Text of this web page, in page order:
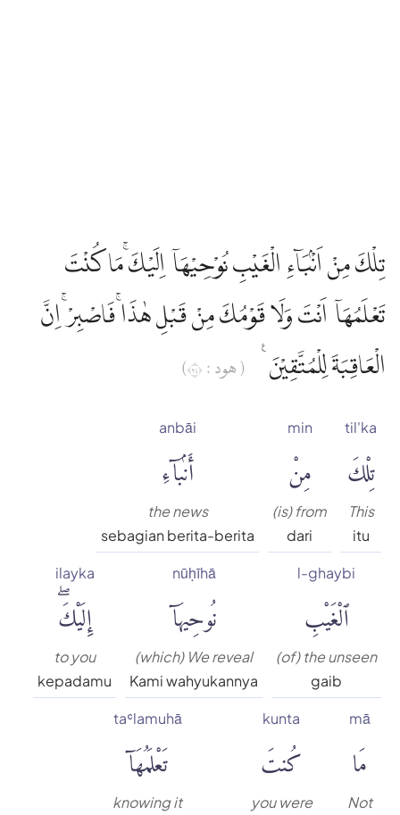
تِلْكَ مِنْ اَنْۢبَاۤءِ الْغَيْبِ نُوْحِيْهَآ اِلَيْكَ ۚمَا كُنْتَ
تَعْلَمُهَآ اَنْتَ وَلَا قَوْمُكَ مِنْ قَبْلِ هٰذَاۚ فَاصْبِرْۚ اِنَّ
الْعَاقِبَةَ لِلْمُتَّقِيْنَ ࣖ
( هود : ٤٩)
til'ka
تِلْكَ
This
itu
min
مِنْ
(is) from
dari
anbāi
أَنۢبَآءِ
the news
sebagian berita-berita
l-ghaybi
ٱلْغَيْبِ
(of) the unseen
gaib
nūḥīhā
نُوحِيهَآ
(which) We reveal
Kami wahyukannya
ilayka
إِلَيْكَۖ
to you
kepadamu
mā
مَا
Not
kunta
كُنتَ
you were
taʿlamuhā
تَعْلَمُهَآ
knowing it